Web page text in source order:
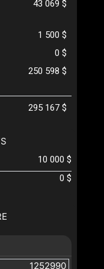
43 069 $
1 500 $
0 $
250 598 $
295 167 $
10 000 $
0 $